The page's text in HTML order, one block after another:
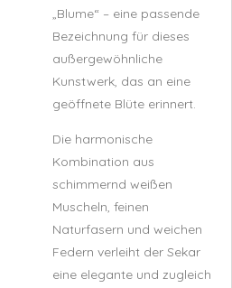
„Blume“ – eine passende
Bezeichnung für dieses
außergewöhnliche
Kunstwerk, das an eine
geöffnete Blüte erinnert.
Die harmonische
Kombination aus
schimmernd weißen
Muscheln, feinen
Naturfasern und weichen
Federn verleiht der Sekar
eine elegante und zugleich